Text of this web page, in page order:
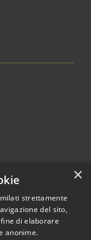
© 2026 • Città di
×
strettamente
del sito,
di elaborare
anonime.